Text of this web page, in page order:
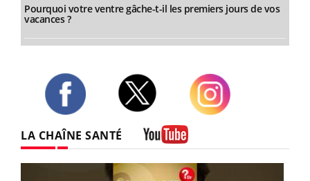
Pourquoi votre ventre gâche-t-il les premiers jours de vos
vacances ?
LA CHAÎNE SANTÉ